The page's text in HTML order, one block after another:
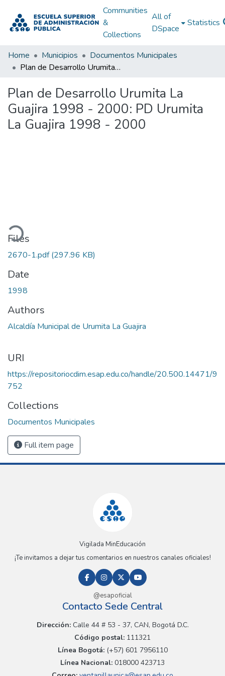
Communities
&
Collections
All of
DSpace
Statistics
Home Municipios
Documentos Municipales
Plan de Desarrollo Urumita La Guajira 1998 - 2000: PD Urumita La Guajira 1998 - 2000
Plan de Desarrollo Urumita La
Guajira 1998 - 2000: PD Urumita
La Guajira 1998 - 2000
Files
2670-1.pdf(297.96 KB)
Date
1998
Authors
Alcaldía Municipal de Urumita La Guajira
URI
https://repositoriocdim.esap.edu.co/handle/20.500.14471/9
752
Collections
Documentos Municipales
Full item page
Vigilada MinEducación
¡Te invitamos a dejar tus comentarios en nuestros canales oficiales!
@esapoficial
Contacto Sede Central
Dirección:Calle 44 # 53 - 37, CAN, Bogotá D.C.
Código postal: 111321
Línea Bogotá:(+57) 601 7956110
Línea Nacional: 018000 423713